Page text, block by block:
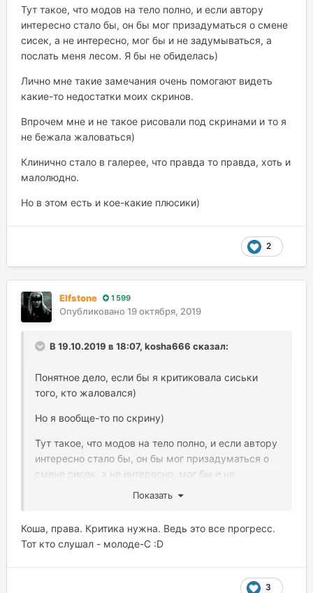
Тут такое, что модов на тело полно, и если автору
интересно стало бы, он бы мог призадуматься о смене
сисек, а не интересно, мог бы и не задумываться, а
послать меня лесом. Я бы не обиделась)
Лично мне такие замечания очень помогают видеть
какие-то недостатки моих скринов.
Впрочем мне и не такое рисовали под скринами и то я
не бежала жаловаться)
Клинично стало в галерее, что правда то правда, хоть и
малолюдно.
Но в этом есть и кое-какие плюсики)
2
Elfstone 1 599
Опубликовано 19 октября, 2019
В 19.10.2019 в 18:07, kosha666 сказал:
Понятное дело, если бы я критиковала сиськи
того, кто жаловался)
Но я вообще-то по скрину)
Тут такое, что модов на тело полно, и если автору
интересно стало бы, он бы мог призадуматься о
смене сисек, а не интересно, мог бы и не
задумываться, а послать меня лесом. Я бы не
Лично мне такие замечания очень помогают
видеть какие-то недостатки моих скринов.
Показать
Коша, права. Критика нужна. Ведь это все прогресс.
Тот кто слушал - молоде-С :D
3